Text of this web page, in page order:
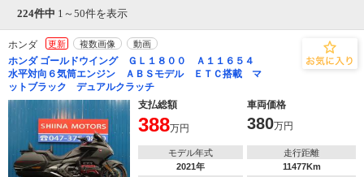
224件中 1～ 50件を表示
ホンダ 更新 複数画像 動画
ホンダ ゴールドウイング ＧＬ１８００ Ａ１１６５４
水平対向６気筒エンジン ＡＢＳモデル ＥＴＣ搭載 マ
ットブラック デュアルクラッチ
支払総額
車両価格
388万円 380万円
モデル年式
2021年
走行距離
11477Km